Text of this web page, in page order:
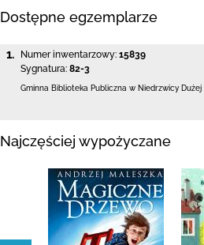
Dostępne egzemplarze
1. Numer inwentarzowy: 15839
Sygnatura: 82-3
Gminna Biblioteka Publiczna w Niedrzwicy Dużej
Najczęściej wypożyczane